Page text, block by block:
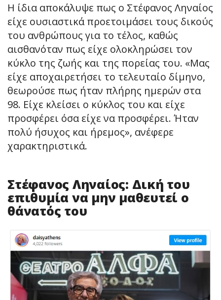
Η ίδια αποκάλυψε πως ο Στέφανος Ληναίος
είχε ουσιαστικά προετοιμάσει τους δικούς
του ανθρώπους για το τέλος, καθώς
αισθανόταν πως είχε ολοκληρώσει τον
κύκλο της ζωής και της πορείας του. «Μας
είχε αποχαιρετήσει το τελευταίο δίμηνο,
θεωρούσε πως ήταν πλήρης ημερών στα
98. Είχε κλείσει ο κύκλος του και είχε
προσφέρει όσα είχε να προσφέρει. Ήταν
πολύ ήσυχος και ήρεμος», ανέφερε
χαρακτηριστικά.
Στέφανος Ληναίος: Δική του
επιθυμία να μην μαθευτεί ο
θάνατός του